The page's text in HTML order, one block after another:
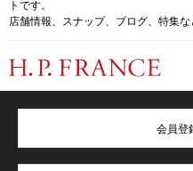
トです。
店舗情報、スナップ、ブログ、特集な
会員登